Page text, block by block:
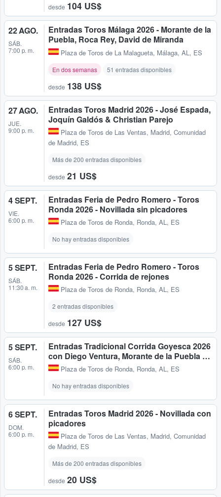
desde 104 US$
22 AGO.
SÁB.
7:00 p. m.
Entradas Toros Málaga 2026 - Morante de la
Puebla, Roca Rey, David de Miranda
Plaza de Toros de La Malagueta, Málaga, AL, ES
En dos semanas 51 entradas disponibles
desde 138 US$
27 AGO.
JUE.
9:00 p. m.
Entradas Toros Madrid 2026 - José Espada,
Joquín Galdós & Christian Parejo
Plaza de Toros de Las Ventas, Madrid, Comunidad
de Madrid, ES
Más de 200 entradas disponibles
desde 21 US$
4 SEPT.
VIE.
6:00 p. m.
Entradas Feria de Pedro Romero - Toros
Ronda 2026 - Novillada sin picadores
Plaza de Toros de Ronda, Ronda, AL, ES
No hay entradas disponibles
5 SEPT.
SÁB.
11:30 a. m.
Entradas Feria de Pedro Romero - Toros
Ronda 2026 - Corrida de rejones
Plaza de Toros de Ronda, Ronda, AL, ES
2 entradas disponibles
desde 127 US$
5 SEPT.
SÁB.
6:00 p. m.
Entradas Tradicional Corrida Goyesca 2026
con Diego Ventura, Morante de la Puebla …
Plaza de Toros de Ronda, Ronda, AL, ES
No hay entradas disponibles
6 SEPT.
DOM.
6:00 p. m.
Entradas Toros Madrid 2026 - Novillada con
picadores
Plaza de Toros de Las Ventas, Madrid, Comunidad
de Madrid, ES
Más de 200 entradas disponibles
desde 20 US$